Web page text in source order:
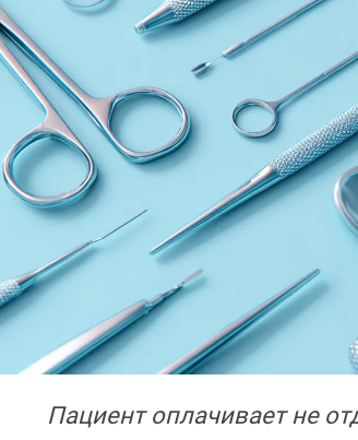
Пациент оплачивает не